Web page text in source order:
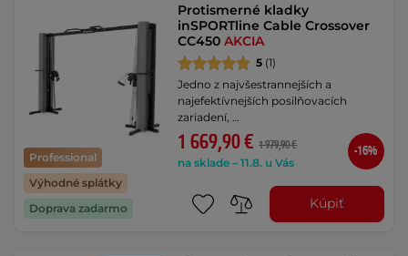
Professional
Výhodné splátky
Doprava zadarmo
Protismerné kladky
inSPORTline Cable Crossover
CC450AKCIA
5 (1)
Jedno z najvšestrannejších a
najefektívnejších posilňovacích
zariadení, …
1 669,90 € 1 979,90 €
na sklade – 11.8. u Vás
-16%
Kúpiť